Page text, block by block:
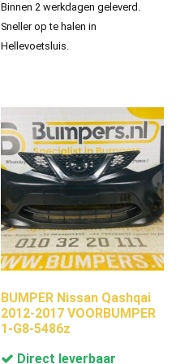
Binnen 2 werkdagen geleverd.
Sneller op te halen in
Hellevoetsluis.
BUMPER Nissan Qashqai
2012-2017 VOORBUMPER
1-G8-5486z
Direct leverbaar